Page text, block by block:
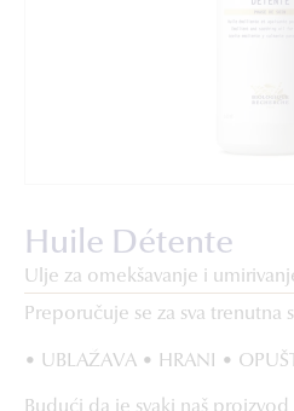
Huile Détente
Ulje za omekšavanje i
Preporučuje se za sva trenutna
• UBLAŽAVA • HRANI •